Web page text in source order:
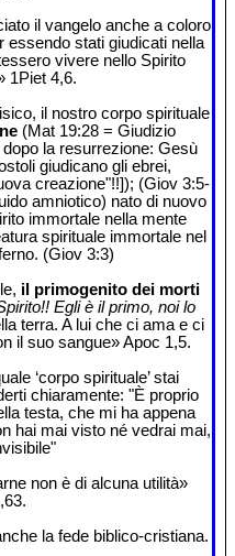
il vangelo anche a coloro
essendo stati giudicati nella
vivere nello Spirito
1Piet 4,6.
il nostro corpo spirituale
(Mat 19:28 = Giudizio
la resurrezione: Gesù
giudicano gli ebrei,
creazione"!!]); (Giov 3:5-
amniotico) nato di nuovo
immortale nella mente
spirituale immortale nel
(Giov 3:3)
il primogenito dei morti
Egli è il primo, noi lo
terra. A lui che ci ama e ci
il suo sangue» Apoc 1,5.
‘corpo spirituale’ stai
chiaramente: "È proprio
testa, che mi ha appena
hai mai visto né vedrai mai,
non è di alcuna utilità»
la fede biblico-cristiana.